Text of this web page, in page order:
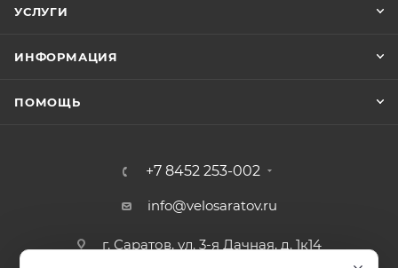
УСЛУГИ
ИНФОРМАЦИЯ
ПОМОЩЬ
+7 8452 253-002
info@velosaratov.ru
г. Саратов, ул. 3-я Дачная, д. 1к14